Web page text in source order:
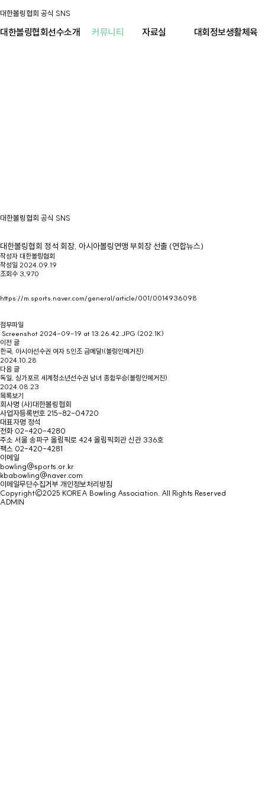
대한볼링협회 공식 SNS
대한볼링협회선수소개 커뮤니티 자료실 대회정보생활체육
대한볼링협회 공식 SNS
대한볼링협회 정석 회장, 아시아볼링연맹 부회장 선출 (연합뉴스)
작성자 대한볼링협회
작성일 2024.09.19
조회수 3,970
https://m.sports.naver.com/general/article/001/0014936098
첨부파일
Screenshot 2024-09-19 at 13.26.42.JPG (202.1K)
이전 글
한국, 아시아선수권 여자 5인조 금메달!(볼링인메거진)
2024.10.28
다음 글
독일, 싱가포르 세계청소년선수권 남녀 종합우승(볼링인메거진)
2024.08.23
목록보기
회사명 (사)대한볼링협회
사업자등록번호 215-82-04720
대표자명 정석
전화 02-420-4280
주소 서울 송파구 올림픽로 424 올림픽회관 신관 336호
팩스 02-420-4281
이메일
bowling@sports.or.kr
kbabowling@naver.com
이메일무단수집거부 개인정보처리방침
Copyright©2025 KOREA Bowling Association. All Rights Reserved
ADMIN